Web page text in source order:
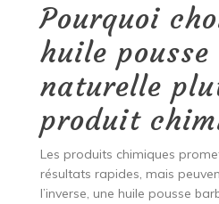
Pourquoi
huile pousse
naturelle
produit
Les produits chimiques
résultats rapides, mais
l’inverse, une huile pousse